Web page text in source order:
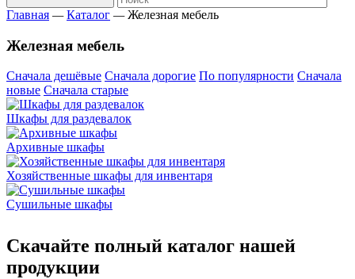
Главная —Каталог —Железная мебель
Железная мебель
Сначала дешёвые Сначала дорогие По популярности Сначала
новые Сначала старые
Шкафы для раздевалок
Архивные шкафы
Хозяйственные шкафы для инвентаря
Сушильные шкафы
Скачайте полный каталог нашей
продукции